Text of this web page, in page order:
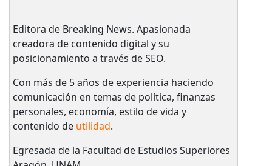
Editora de Breaking News. Apasionada
creadora de contenido digital y su
posicionamiento a través de SEO.
Con más de 5 años de experiencia haciendo
comunicación en temas de política, finanzas
personales, economía, estilo de vida y
contenido de utilidad.
Egresada de la Facultad de Estudios Superiores